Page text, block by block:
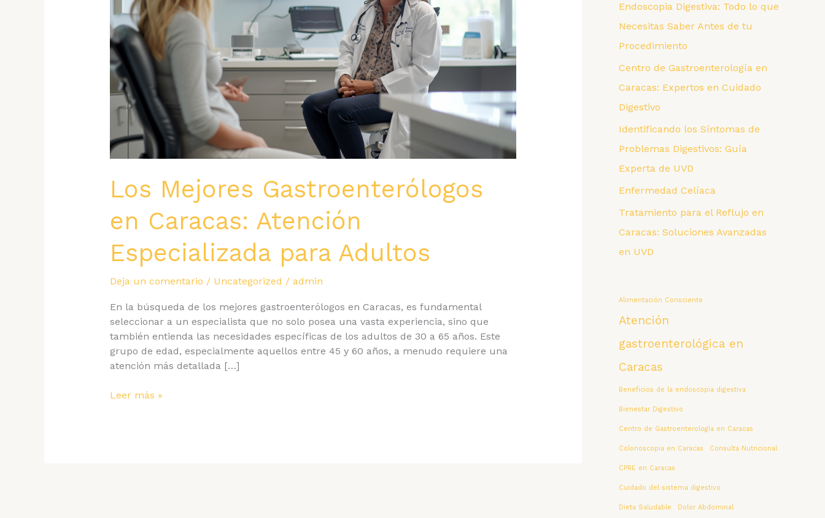
Los Mejores Gastroenterólogos
en Caracas: Atención
Especializada para Adultos
Deja un comentario / Uncategorized / admin
En la búsqueda de los mejores gastroenterólogos en Caracas, es fundamental
seleccionar a un especialista que no solo posea una vasta experiencia, sino que
también entienda las necesidades específicas de los adultos de 30 a 65 años. Este
grupo de edad, especialmente aquellos entre 45 y 60 años, a menudo requiere una
atención más detallada […]
Los
Leer más »
a
s
Endoscopia Digestiva: Todo lo que
Necesitas Saber Antes de tu
Procedimiento
Centro de Gastroenterología en
Caracas: Expertos en Cuidado
Digestivo
Identificando los Síntomas de
Problemas Digestivos: Guía
Experta de UVD
Enfermedad Celíaca
Tratamiento para el Reflujo en
Caracas: Soluciones Avanzadas
en UVD
Alimentación Consciente
Atención
gastroenterológica en
Caracas
Beneficios de la endoscopia digestiva
Bienestar Digestivo
Centro de Gastroenterología en Caracas
Colonoscopia en Caracas Consulta Nutricional
CPRE en Caracas
Cuidado del sistema digestivo
Dieta Saludable Dolor Abdominal